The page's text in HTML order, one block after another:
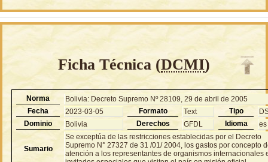
Ficha Técnica (DCMI)
Norma
Bolivia: Decreto Supremo Nº 28109, 29 de abril de 2005
Fecha
2023-03-05 Formato Text Tipo
Dominio
Bolivia Derechos GFDL Idioma es
Sumario
Se exceptúa de las restricciones establecidas por el Decreto
Supremo N° 27327 de 31 /01/ 2004, los gastos por concepto
atención a los representantes de organismos internacionales